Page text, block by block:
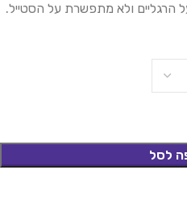
ולא מתפשרת על הסטייל.
לסל